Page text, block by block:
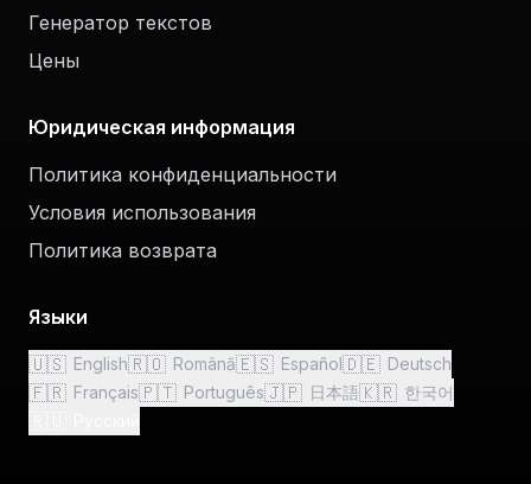
Генератор текстов
Цены
Юридическая информация
Политика конфиденциальности
Условия использования
Политика возврата
Языки
🇺🇸 English🇷🇴 Română🇪🇸 Español🇩🇪 Deutsch
🇫🇷 Français🇵🇹 Português🇯🇵 日本語🇰🇷 한국어